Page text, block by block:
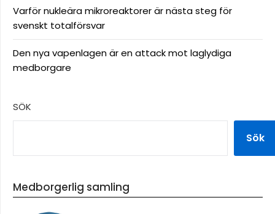
Varför nukleära mikroreaktorer är nästa steg för
svenskt totalförsvar
Den nya vapenlagen är en attack mot laglydiga
medborgare
SÖK
Sök
Medborgerlig samling